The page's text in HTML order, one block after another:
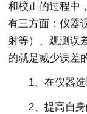
和校正的过程中
有三方面：仪器
射等）、观测误
的就是减少误差
1、在仪器
2、提高自